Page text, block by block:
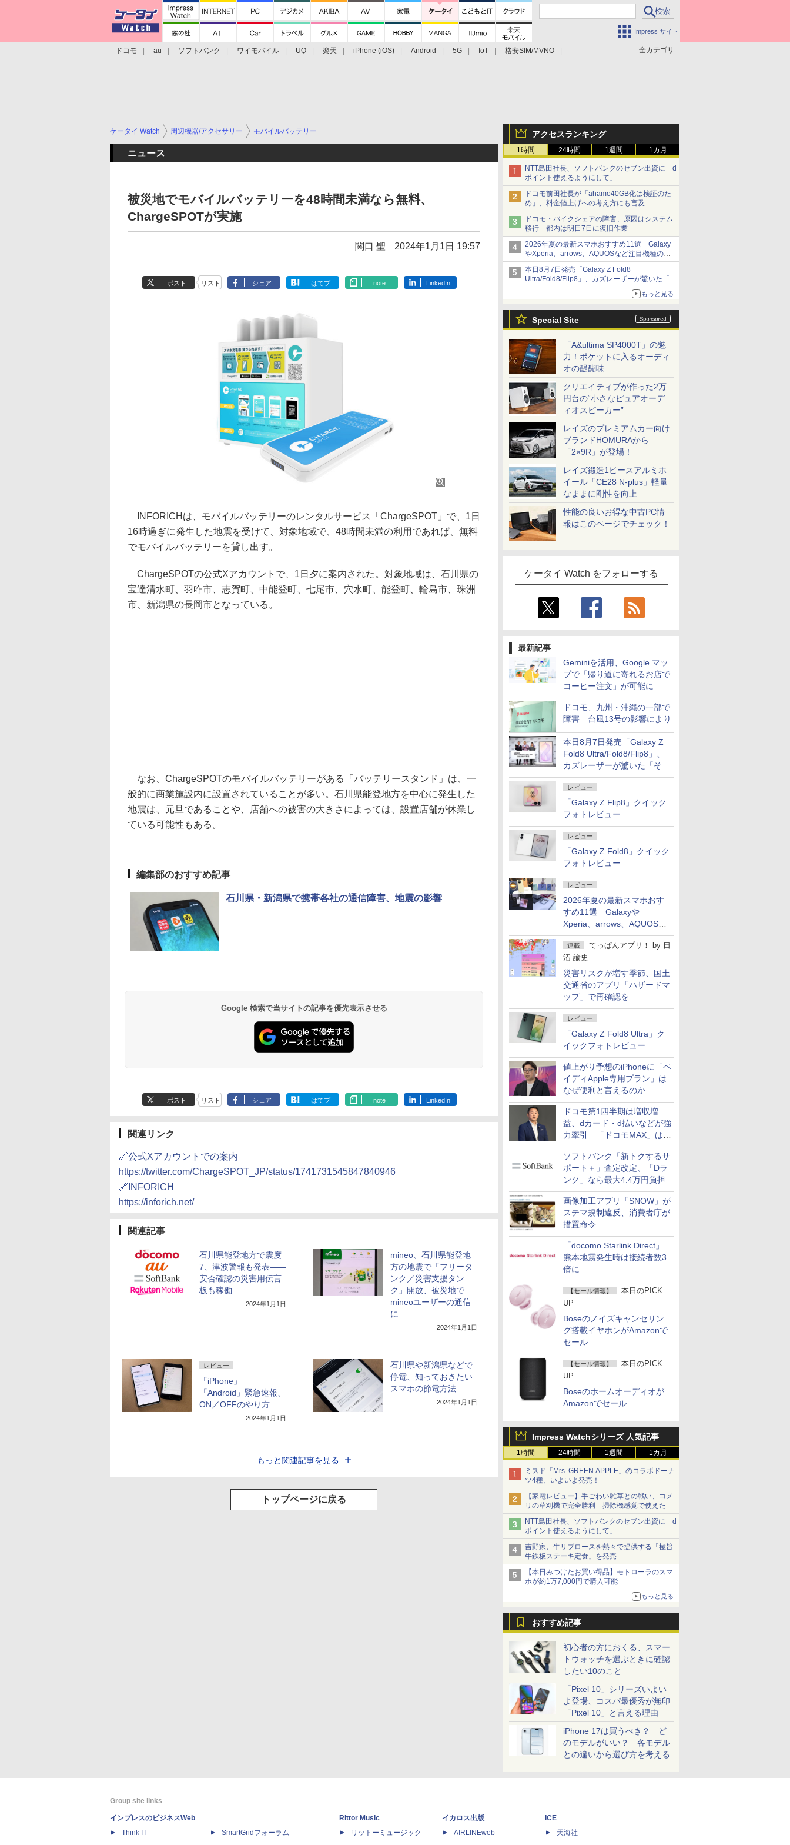
Impress サイト
全カテゴリ
ドコモ au ソフトバンク ワイモバイル UQ 楽天 iPhone (iOS) Android 5G IoT
格安SIM/MVNO
アクセスランキング
1時間 24時間 1週間 1カ月
NTT島田社長、ソフトバンクのセブン出資に「d
ポイント使えるようにして」
ドコモ前田社長が「ahamo40GB化は検証のた
め」、料金値上げへの考え方にも言及
ドコモ・バイクシェアの障害、原因はシステム
移行 都内は明日7日に復旧作業
2026年夏の最新スマホおすすめ11選 Galaxy
やXperia、arrows、AQUOSなど注目機種の特
徴は
本日8月7日発売「Galaxy Z Fold8
Ultra/Fold8/Flip8」、カズレーザーが驚いた「そ
もっと見る
Special Site
「A&ultima SP4000T」の魅
力！ポケットに入るオーディ
オの醍醐味
クリエイティブが作った2万
円台の“小さなピュアオーデ
ィオスピーカー”
レイズのプレミアムカー向け
ブランドHOMURAから
「2×9R」が登場！
レイズ鍛造1ピースアルミホ
イール「CE28 N-plus」軽量
なままに剛性を向上
性能の良いお得な中古PC情
報はこのページでチェック！
ケータイ Watch をフォローする
最新記事
Geminiを活用、Google マッ
プで「帰り道に寄れるお店で
コーヒー注文」が可能に
ドコモ、九州・沖縄の一部で
障害 台風13号の影響により
本日8月7日発売「Galaxy Z
Fold8 Ultra/Fold8/Flip8」、
カズレーザーが驚いた「そば
屋のメニュー並みの薄さ」
レビュー
「Galaxy Z Flip8」クイック
フォトレビュー
レビュー
「Galaxy Z Fold8」クイック
フォトレビュー
レビュー
2026年夏の最新スマホおす
すめ11選 Galaxyや
Xperia、arrows、AQUOSな
ど注目機種の特徴は
連載 てっぱんアプリ！ by 日
沼 諭史
災害リスクが増す季節、国土
交通省のアプリ「ハザードマ
ップ」で再確認を
レビュー
「Galaxy Z Fold8 Ultra」ク
イックフォトレビュー
値上がり予想のiPhoneに「ペ
イディApple専用プラン」は
なぜ便利と言えるのか
ドコモ第1四半期は増収増
益、dカード・d払いなどが強
力牽引 「ドコモMAX」は
400万契約突破
ソフトバンク「新トクするサ
ポート＋」査定改定、「Dラ
ンク」なら最大4.4万円負担
画像加工アプリ「SNOW」が
ステマ規制違反、消費者庁が
措置命令
「docomo Starlink Direct」
熊本地震発生時は接続者数3
倍に
【セール情報】
本日のPICK
UP
Boseのノイズキャンセリン
グ搭載イヤホンがAmazonで
セール
【セール情報】
本日のPICK
UP
Boseのホームオーディオが
Amazonでセール
Impress Watchシリーズ 人気記事
1時間 24時間 1週間 1カ月
ミスド「Mrs. GREEN APPLE」のコラボドーナ
ツ4種、いよいよ発売！
【家電レビュー】手ごわい雑草との戦い、コメ
リの草刈機で完全勝利 掃除機感覚で使えた
NTT島田社長、ソフトバンクのセブン出資に「d
ポイント使えるようにして」
吉野家、牛リブロースを熱々で提供する「極旨
牛鉄板ステーキ定食」を発売
【本日みつけたお買い得品】モトローラのスマ
ホが約1万7,000円で購入可能
もっと見る
おすすめ記事
初心者の方におくる、スマー
トウォッチを選ぶときに確認
したい10のこと
「Pixel 10」シリーズいよい
よ登場、コスパ最優秀が無印
「Pixel 10」と言える理由
iPhone 17は買うべき？ ど
のモデルがいい？ 各モデル
との違いから選び方を考える
ケータイ Watch 周辺機器/アクセサリー モバイルバッテリー
ニュース
被災地でモバイルバッテリーを48時間未満なら無料、
ChargeSPOTが実施
関口 聖 2024年1月1日 19:57
ポスト リスト シェア はてブ note LinkedIn
INFORICHは、モバイルバッテリーのレンタルサービス「ChargeSPOT」で、1日
16時過ぎに発生した地震を受けて、対象地域で、48時間未満の利用であれば、無料
でモバイルバッテリーを貸し出す。
ChargeSPOTの公式Xアカウントで、1日夕に案内された。対象地域は、石川県の
宝達清水町、羽咋市、志賀町、中能登町、七尾市、穴水町、能登町、輪島市、珠洲
市、新潟県の長岡市となっている。
なお、ChargeSPOTのモバイルバッテリーがある「バッテリースタンド」は、一
般的に商業施設内に設置されていることが多い。石川県能登地方を中心に発生した
地震は、元旦であることや、店舗への被害の大きさによっては、設置店舗が休業し
ている可能性もある。
編集部のおすすめ記事
石川県・新潟県で携帯各社の通信障害、地震の影響
Google 検索で当サイトの記事を優先表示させる
ポスト リスト シェア はてブ note LinkedIn
関連リンク
🔗公式Xアカウントでの案内
https://twitter.com/ChargeSPOT_JP/status/1741731545847840946
🔗INFORICH
https://inforich.net/
関連記事
石川県能登地方で震度
7、津波警報も発表――
安否確認の災害用伝言
板も稼働
2024年1月1日
mineo、石川県能登地
方の地震で「フリータ
ンク／災害支援タン
ク」開放、被災地で
mineoユーザーの通信
に
2024年1月1日
レビュー
「iPhone」
「Android」緊急速報、
ON／OFFのやり方
2024年1月1日
石川県や新潟県などで
停電、知っておきたい
スマホの節電方法
2024年1月1日
もっと関連記事を見る
トップページに戻る
Group site links
インプレスのビジネスWeb
Think IT
SmartGridフォーラム
Rittor Music
リットーミュージック
イカロス出版
AIRLINEweb
ICE
天海社